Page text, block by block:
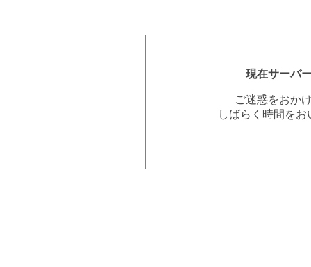
現在サーバ
ご迷惑をおか
しばらく時間を